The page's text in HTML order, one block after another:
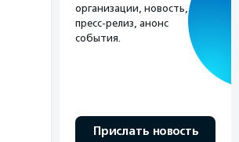
организации, новость,
пресс-релиз, анонс
события.
Прислать новость